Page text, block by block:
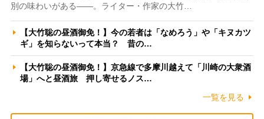
別の味わいがある――。ライター・作家の大竹…
【大竹聡の昼酒御免！】今の若者は「なめろう」や「キヌカツ
ギ」を知らないって本当？ 昔の…
【大竹聡の昼酒御免！】京急線で多摩川越えて「川崎の大衆酒
場」へと昼酒旅 押し寄せるノス…
一覧を見る